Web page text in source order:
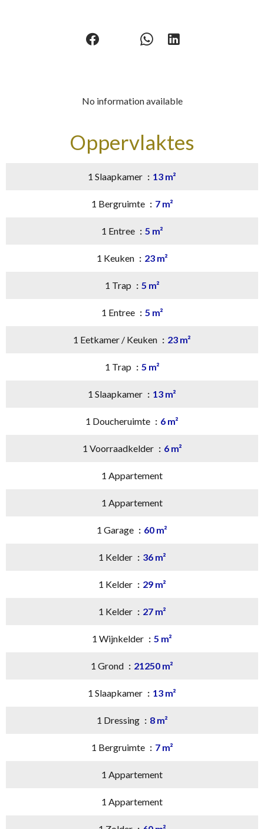
No information available
Oppervlaktes
1 Slaapkamer 13 m²
1 Bergruimte 7 m²
1 Entree 5 m²
1 Keuken 23 m²
1 Trap 5 m²
1 Entree 5 m²
1 Eetkamer / Keuken 23 m²
1 Trap 5 m²
1 Slaapkamer 13 m²
1 Doucheruimte 6 m²
1 Voorraadkelder 6 m²
1 Appartement
1 Appartement
1 Garage 60 m²
1 Kelder 36 m²
1 Kelder 29 m²
1 Kelder 27 m²
1 Wijnkelder 5 m²
1 Grond 21250 m²
1 Slaapkamer 13 m²
1 Dressing 8 m²
1 Bergruimte 7 m²
1 Appartement
1 Appartement